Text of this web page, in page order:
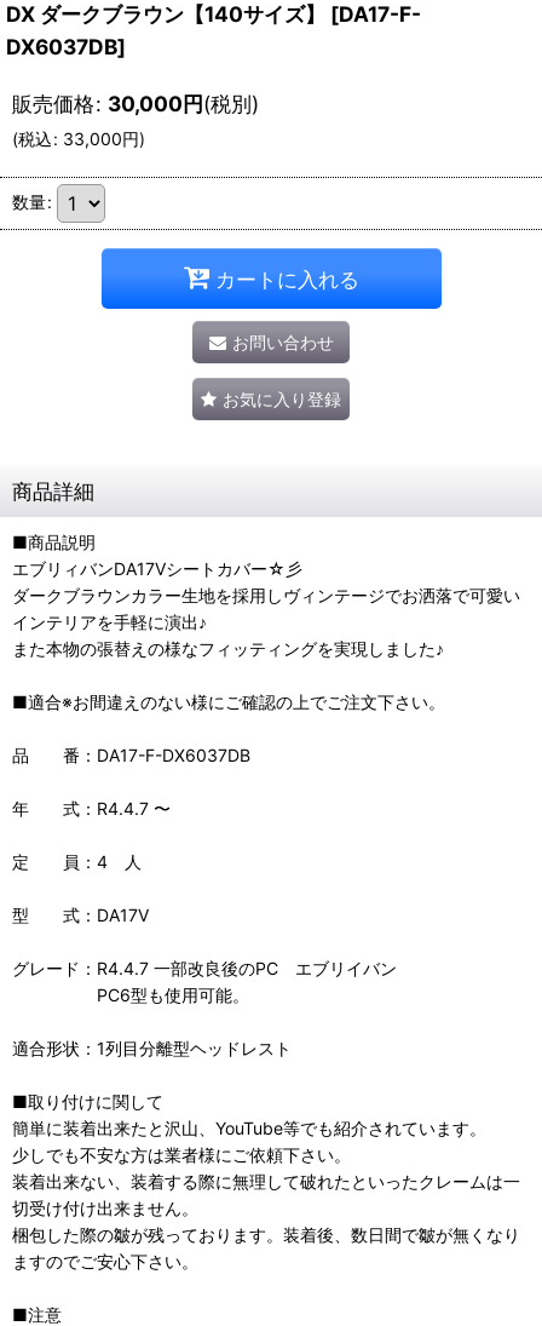
DX ダークブラウン【140サイズ】
[DA17-F-
DX6037DB]
販売価格: 30,000円(税別)
(税込: 33,000円)
数量:
カートに入れる
お問い合わせ
お気に入り登録
商品詳細
■商品説明
エブリィバンDA17Vシートカバー☆彡
ダークブラウンカラー生地を採用しヴィンテージでお洒落で可愛い
インテリアを手軽に演出♪
また本物の張替えの様なフィッティングを実現しました♪
■適合※お間違えのない様にご確認の上でご注文下さい。
品 番：DA17-F-DX6037DB
年 式：R4.4.7 〜
定 員：4 人
型 式：DA17V
グレード：R4.4.7 一部改良後のPC エブリイバン
PC6型も使用可能。
適合形状：1列目分離型ヘッドレスト
■取り付けに関して
簡単に装着出来たと沢山、YouTube等でも紹介されています。
少しでも不安な方は業者様にご依頼下さい。
装着出来ない、装着する際に無理して破れたといったクレームは一
切受け付け出来ません。
梱包した際の皺が残っております。装着後、数日間で皺が無くなり
ますのでご安心下さい。
■注意